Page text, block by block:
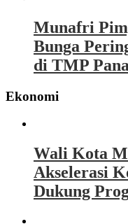
Munafri
Bunga
di TMP
Ekonomi
Wali Kota
Akselerasi
Dukung